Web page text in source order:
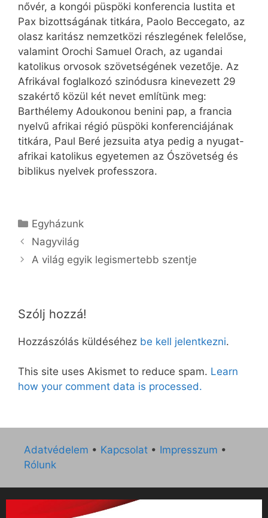
nővér, a kongói püspöki konferencia Iustita et
Pax bizottságának titkára, Paolo Beccegato, az
olasz karitász nemzetközi részlegének felelőse,
valamint Orochi Samuel Orach, az ugandai
katolikus orvosok szövetségének vezetője. Az
Afrikával foglalkozó szinódusra kinevezett 29
szakértő közül két nevet említünk meg:
Barthélemy Adoukonou benini pap, a francia
nyelvű afrikai régió püspöki konferenciájának
titkára, Paul Beré jezsuita atya pedig a nyugat-
afrikai katolikus egyetemen az Ószövetség és
biblikus nyelvek professzora.
Kategória
Egyházunk
Nagyvilág
A világ egyik legismertebb szentje
Szólj hozzá!
Hozzászólás küldéséhez be kell jelentkezni.
This site uses Akismet to reduce spam. Learn
how your comment data is processed.
Adatvédelem • Kapcsolat • Impresszum •
Rólunk